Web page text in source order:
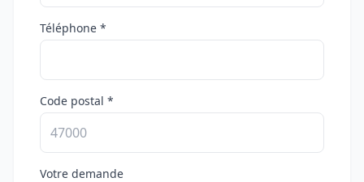
Téléphone *
Code postal *
Votre demande